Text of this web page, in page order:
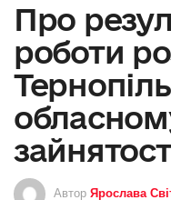
Про
роботи
Автор Ярослава